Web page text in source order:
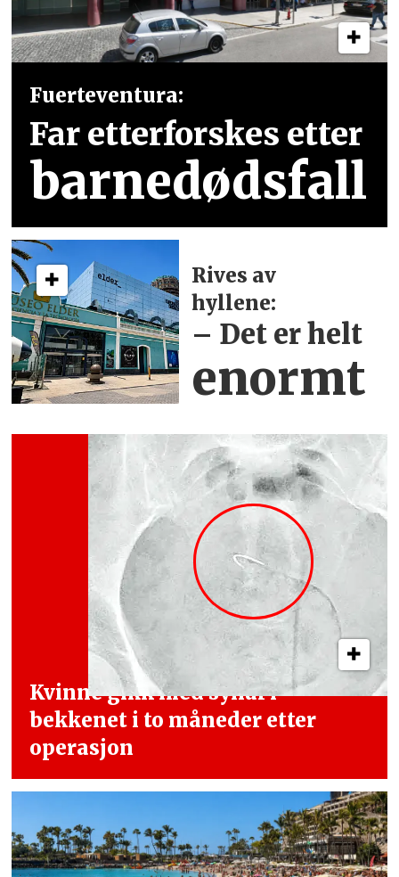
Fuerteventura:
Far etterforskes etter
barnedødsfall
Rives av
hyllene:
– Det er helt
enormt
Kvinne gikk med synål i
bekkenet i to måneder etter
operasjon